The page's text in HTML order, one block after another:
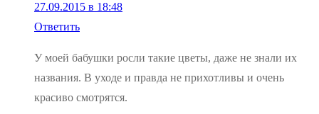
27.09.2015 в 18:48
Ответить
У моей бабушки росли такие цветы, даже не знали их
названия. В уходе и правда не прихотливы и очень
красиво смотрятся.